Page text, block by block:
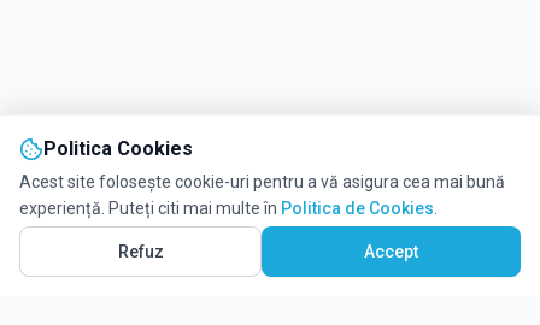
Politica Cookies
Acest site folosește cookie-uri pentru a vă asigura cea mai bună
experiență. Puteți citi mai multe în Politica de Cookies
Refuz Accept